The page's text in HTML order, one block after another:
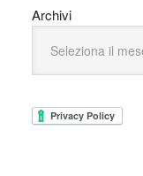
Archivi